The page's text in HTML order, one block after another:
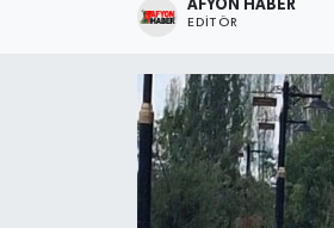
AFYON HABER
EDITÖR
Etkinlikler